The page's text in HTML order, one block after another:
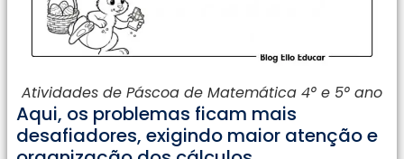
Atividades de Páscoa de Matemática 4° e 5° ano
Aqui, os problemas ficam mais
desafiadores, exigindo maior atenção e